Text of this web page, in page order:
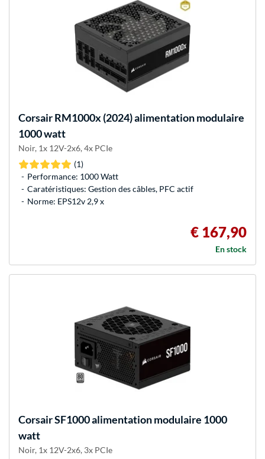
CorsairRM1000x (2024) alimentation modulaire
1000 watt
Noir, 1x 12V-2x6, 4x PCIe
(1)
Performance: 1000 Watt
Caratéristiques: Gestion des câbles, PFC actif
Norme: EPS12v 2,9 x
€ 167,90
En stock
CorsairSF1000 alimentation modulaire 1000
watt
Noir, 1x 12V-2x6, 3x PCIe